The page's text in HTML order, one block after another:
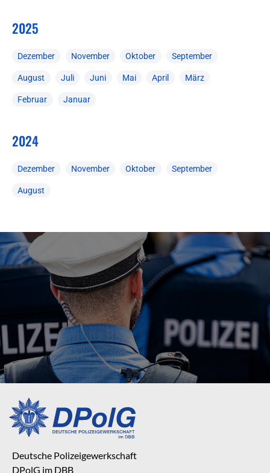
2025
Dezember November Oktober September
August Juli Juni Mai April März
Februar Januar
2024
Dezember November Oktober September
August
Deutsche Polizeigewerkschaft
DPolG im DBB